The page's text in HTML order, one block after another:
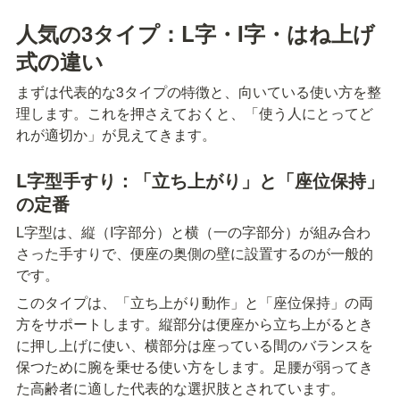
人気の3タイプ：L字・I字・はね上げ
式の違い
まずは代表的な3タイプの特徴と、向いている使い方を整
理します。これを押さえておくと、「使う人にとってど
れが適切か」が見えてきます。
L字型手すり：「立ち上がり」と「座位保持」
の定番
L字型は、縦（I字部分）と横（一の字部分）が組み合わ
さった手すりで、便座の奥側の壁に設置するのが一般的
です。
このタイプは、「立ち上がり動作」と「座位保持」の両
方をサポートします。縦部分は便座から立ち上がるとき
に押し上げに使い、横部分は座っている間のバランスを
保つために腕を乗せる使い方をします。足腰が弱ってき
た高齢者に適した代表的な選択肢とされています。